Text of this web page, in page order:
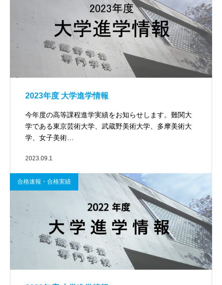
2023年度 大学進学情報
今年度の高等課程進学実績をお知らせします。難関大
学である東京芸術大学、武蔵野美術大学、多摩美術大
学、女子美術…
2023.09.1
合格速報・合格実績